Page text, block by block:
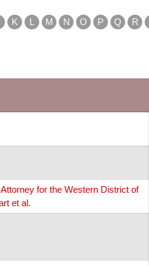
K L M N O P Q R
for the Western District of
et al.